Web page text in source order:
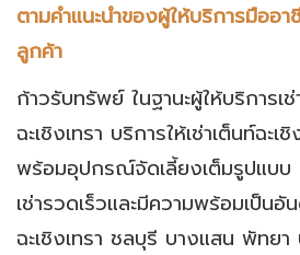
ตามคำแนะนำของผู้ให้บริการมืออ
ลูกค้า
ก้าวรับทรัพย์ ในฐานะผู้ให้บริการเช่
ฉะเชิงเทรา บริการให้เช่าเต็นท์ฉะเ
พร้อมอุปกรณ์จัดเลี้ยงเต็มรูปแบบ
เช่ารวดเร็วและมีความพร้อมเป็น
ฉะเชิงเทรา ชลบุรี บางแสน พัทย